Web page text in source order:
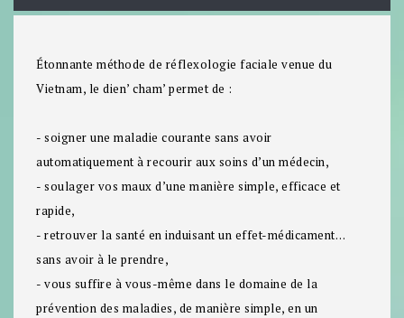
Étonnante méthode de réflexologie faciale venue du
Vietnam, le dien’ cham’ permet de :
- soigner une maladie courante sans avoir
automatiquement à recourir aux soins d’un médecin,
- soulager vos maux d’une manière simple, efficace et
rapide,
- retrouver la santé en induisant un effet-médicament…
sans avoir à le prendre,
- vous suffire à vous-même dans le domaine de la
prévention des maladies, de manière simple, en un